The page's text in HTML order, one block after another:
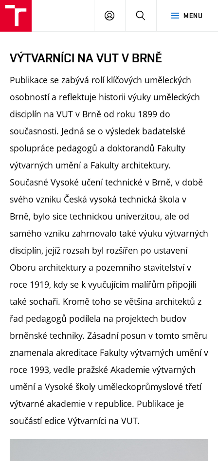
MENU
PŘIHLÁSIT
VÝTVARNÍCI NA VUT V BRNĚ
Publikace se zabývá rolí klíčových uměleckých
osobností a reflektuje historii výuky uměleckých
disciplín na VUT v Brně od roku 1899 do
současnosti. Jedná se o výsledek badatelské
spolupráce pedagogů a doktorandů Fakulty
výtvarných umění a Fakulty architektury.
Současné Vysoké učení technické v Brně, v době
svého vzniku Česká vysoká technická škola v
Brně, bylo sice technickou univerzitou, ale od
samého vzniku zahrnovalo také výuku výtvarných
disciplín, jejíž rozsah byl rozšířen po ustavení
Oboru architektury a pozemního stavitelství v
roce 1919, kdy se k vyučujícím malířům připojili
také sochaři. Kromě toho se většina architektů z
řad pedagogů podílela na projektech budov
brněnské techniky. Zásadní posun v tomto směru
znamenala akreditace Fakulty výtvarných umění v
roce 1993, vedle pražské Akademie výtvarných
umění a Vysoké školy uměleckoprůmyslové třetí
výtvarné akademie v republice. Publikace je
součástí edice Výtvarníci na VUT.